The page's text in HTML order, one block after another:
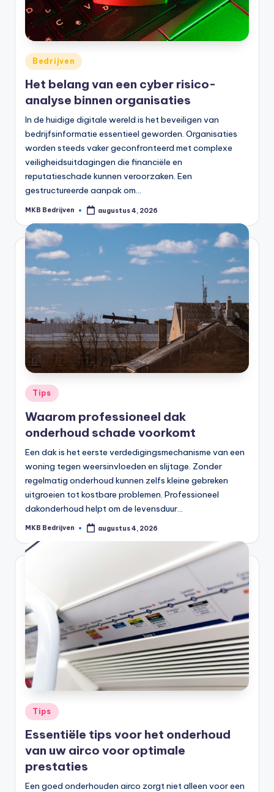
Bedrijven
Het belang van een cyber risico-
analyse binnen organisaties
In de huidige digitale wereld is het beveiligen van
bedrijfsinformatie essentieel geworden. Organisaties
worden steeds vaker geconfronteerd met complexe
veiligheidsuitdagingen die financiële en
reputatieschade kunnen veroorzaken. Een
gestructureerde aanpak om…
MKB Bedrijven augustus 4, 2026
Tips
Waarom professioneel dak
onderhoud schade voorkomt
Een dak is het eerste verdedigingsmechanisme van een
woning tegen weersinvloeden en slijtage. Zonder
regelmatig onderhoud kunnen zelfs kleine gebreken
uitgroeien tot kostbare problemen. Professioneel
dakonderhoud helpt om de levensduur…
MKB Bedrijven augustus 4, 2026
Tips
Essentiële tips voor het onderhoud
van uw airco voor optimale
prestaties
Een goed onderhouden airco zorgt niet alleen voor een